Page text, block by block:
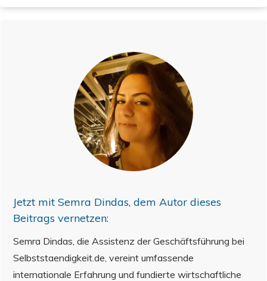
Jetzt mit Semra Dindas, dem Autor dieses
Beitrags vernetzen:
Semra Dindas, die Assistenz der Geschäftsführung bei
Selbststaendigkeit.de, vereint umfassende
internationale Erfahrung und fundierte wirtschaftliche